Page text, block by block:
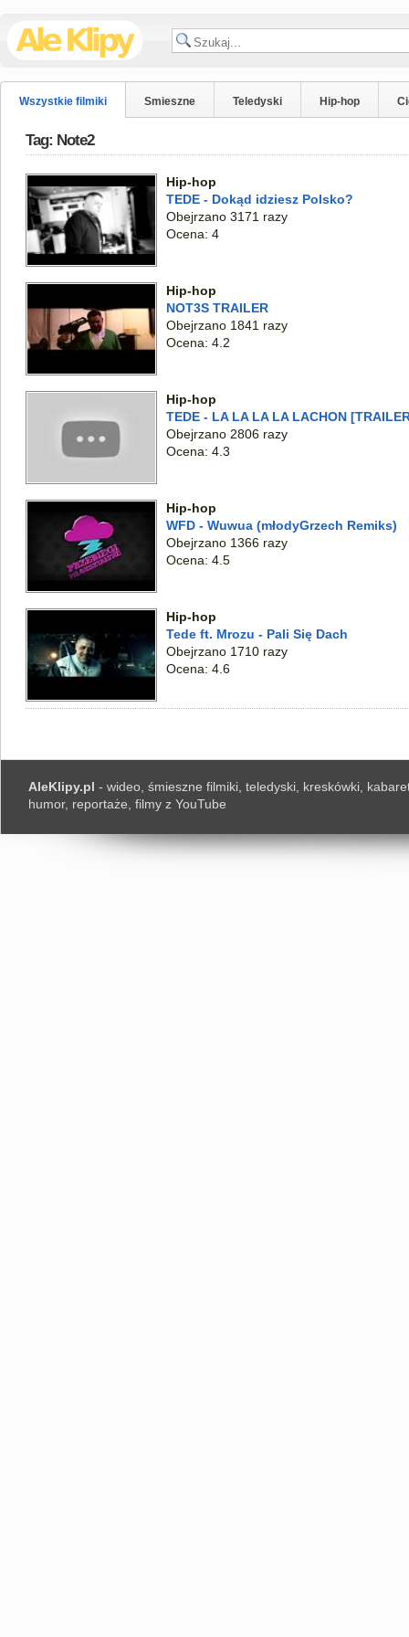
Wszystkie filmiki Smieszne Teledyski Hip-hop
Tag: Note2
Hip-hop
TEDE - Dokąd idziesz Polsko?
Obejrzano 3171 razy
Ocena: 4
Hip-hop
NOT3S TRAILER
Obejrzano 1841 razy
Ocena: 4.2
Hip-hop
TEDE - LA LA LA LA LACHON
Obejrzano 2806 razy
Ocena: 4.3
Hip-hop
WFD - Wuwua (młodyGrzech Remiks)
Obejrzano 1366 razy
Ocena: 4.5
Hip-hop
Tede ft. Mrozu - Pali Się Dach
Obejrzano 1710 razy
Ocena: 4.6
AleKlipy.pl - wideo, śmieszne filmiki, teledyski, kreskówki,
humor, reportaże, filmy z YouTube